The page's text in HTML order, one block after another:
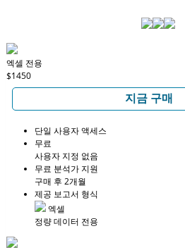
엑셀 전용
$1450
지금 구매
단일 사용자 액세스
무료
사용자 지정 없음
무료 분석가 지원
구매 후 2개월
제공 보고서 형식
엑셀
정량 데이터 전용